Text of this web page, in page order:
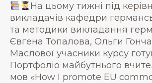
На цьому тижні під
викладачів кафедри
та методики викладання
Євгена Топалова, Ольги
Маслової учасники курсу
Портфоліо майбутнього
мов «How I promote EU